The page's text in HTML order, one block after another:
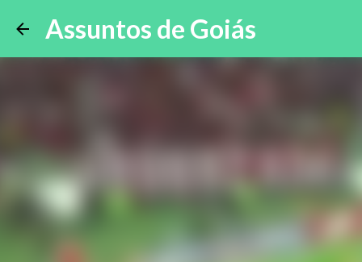
Assuntos de Goiás